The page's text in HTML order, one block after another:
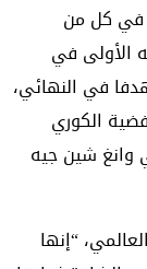
في كل من
الأولى في
الأولمبي الثالث. وأصاب المخضرم 32 هدفا في النهائي،
الفضية الكوري
وانغ شين جيه
“إنها